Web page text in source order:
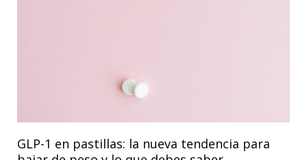
GLP-1 en pastillas: la nueva tendencia para